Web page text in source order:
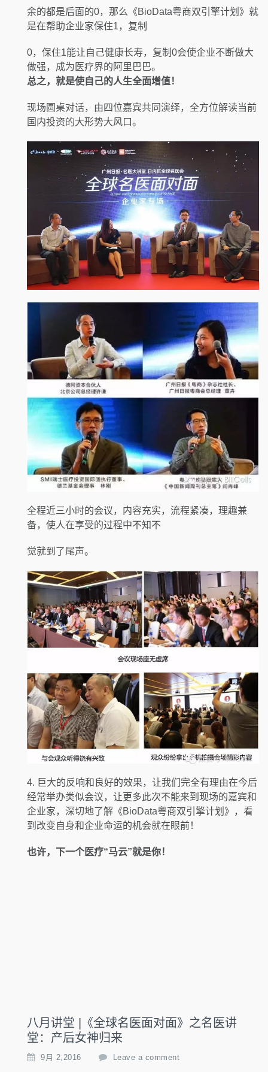
余的都是后面的0，那么《BioData粤商双引擎计划》就
是在帮助企业家保住1，复制
0，保住1能让自己健康长寿，复制0会使企业不断做大
做强，成为医疗界的阿里巴巴。
总之，就是使自己的人生全面增值！
现场圆桌对话，由四位嘉宾共同演绎，全方位解读当前
国内投资的大形势大风口。
全程近三小时的会议，内容充实，流程紧凑，理趣兼
备，使人在享受的过程中不知不
觉就到了尾声。
4. 巨大的反响和良好的效果，让我们完全有理由在今后
经常举办类似会议，让更多此次不能来到现场的嘉宾和
企业家，深切地了解《BioData粤商双引擎计划》，看
到改变自身和企业命运的机会就在眼前！
也许，下一个医疗“马云”就是你！
八月讲堂 |《全球名医面对面》之名医讲
堂：产后女神归来
9月 2,2016 Leave a comment